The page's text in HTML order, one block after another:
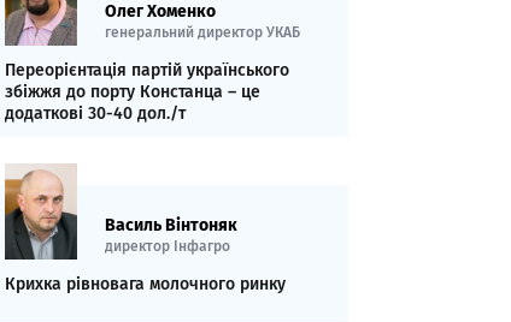
Олег Хоменко
генеральний директор УКАБ
Переорієнтація партій українського
збіжжя до порту Констанца – це
додаткові 30-40 дол./т
Василь Вінтоняк
директор Інфагро
Крихка рівновага молочного ринку